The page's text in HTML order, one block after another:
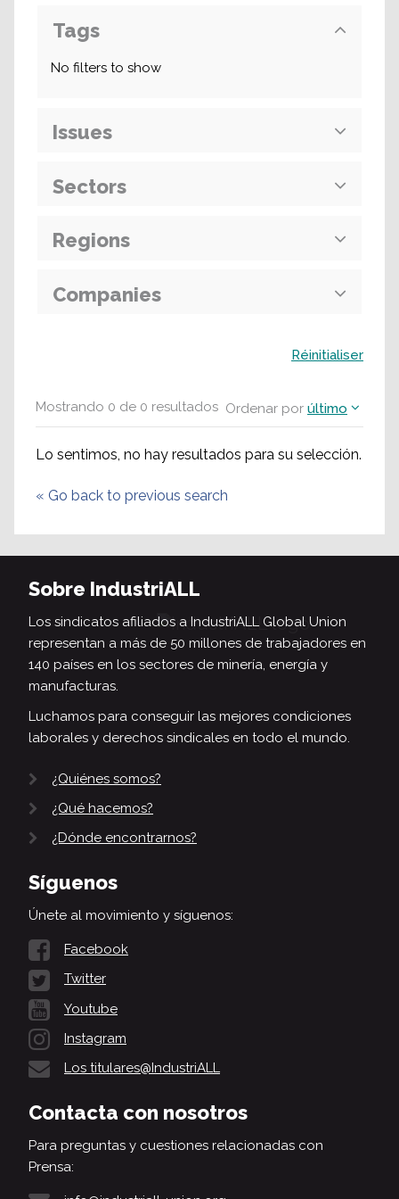
Mostrando 0 de 0 resultados Ordenar por último
Lo sentimos, no hay resultados para su selección.
« Go back to previous search
Tags
No filters to show
Issues
Sectors
Regions
Companies
Réinitialiser
Sobre IndustriALL
Los sindicatos afiliados a IndustriALL Global Union
representan a más de 50 millones de trabajadores en
140 países en los sectores de minería, energía y
manufacturas.
Luchamos para conseguir las mejores condiciones
laborales y derechos sindicales en todo el mundo.
¿Quiénes somos?
¿Qué hacemos?
¿Dónde encontrarnos?
Síguenos
Únete al movimiento y síguenos:
Facebook
Twitter
Youtube
Instagram
Los titulares@IndustriALL
Contacta con nosotros
Para preguntas y cuestiones relacionadas con
Prensa: